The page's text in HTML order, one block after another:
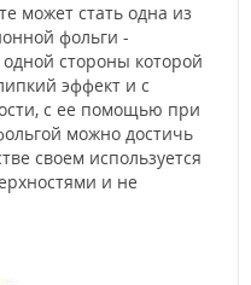
стать одна из
фольги -
стороны которой
эффект и с
с ее помощью при
можно достичь
своем используется
и не